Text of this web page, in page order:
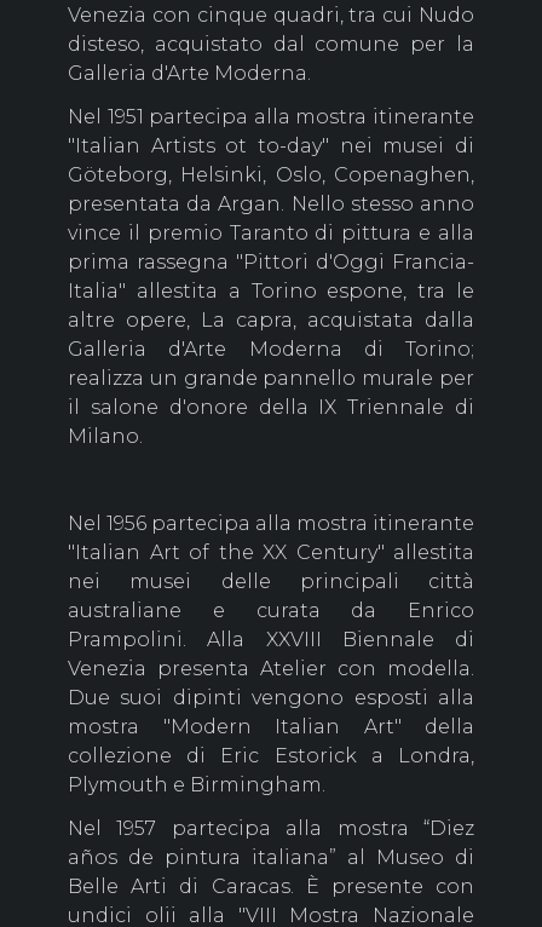
Venezia con cinque quadri, tra cui Nudo
disteso, acquistato dal comune per la
Galleria d'Arte Moderna.
Nel 1951 partecipa alla mostra itinerante
"Italian Artists ot to-day" nei musei di
Göteborg, Helsinki, Oslo, Copenaghen,
presentata da Argan. Nello stesso anno
vince il premio Taranto di pittura e alla
prima rassegna "Pittori d'Oggi Francia-
Italia" allestita a Torino espone, tra le
altre opere, La capra, acquistata dalla
Galleria d'Arte Moderna di Torino;
realizza un grande pannello murale per
il salone d'onore della IX Triennale di
Milano.
Nel 1956 partecipa alla mostra itinerante
"Italian Art of the XX Century" allestita
nei musei delle principali città
australiane e curata da Enrico
Prampolini. Alla XXVIII Biennale di
Venezia presenta Atelier con modella.
Due suoi dipinti vengono esposti alla
mostra "Modern Italian Art" della
collezione di Eric Estorick a Londra,
Plymouth e Birmingham.
Nel 1957 partecipa alla mostra “Diez
años de pintura italiana” al Museo di
Belle Arti di Caracas. È presente con
undici olii alla "VIII Mostra Nazionale